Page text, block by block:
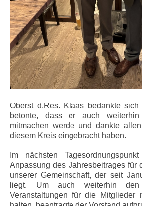
Oberst d.Res. Klaas bedankte
betonte, dass er auch
mitmachen werde und dankte
diesem Kreis eingebracht haben.
Im nächsten
Anpassung des Jahresbeitrages für
unserer Gemeinschaft, der seit
liegt. Um auch weiterhin den
Veranstaltungen für die Mitglieder